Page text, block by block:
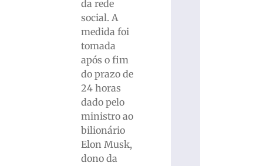
da rede
social. A
medida foi
tomada
após o fim
do prazo de
24 horas
dado pelo
ministro ao
bilionário
Elon Musk,
dono da